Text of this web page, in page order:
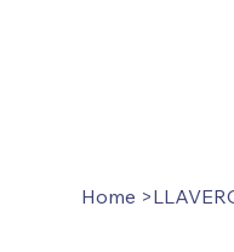
Home >